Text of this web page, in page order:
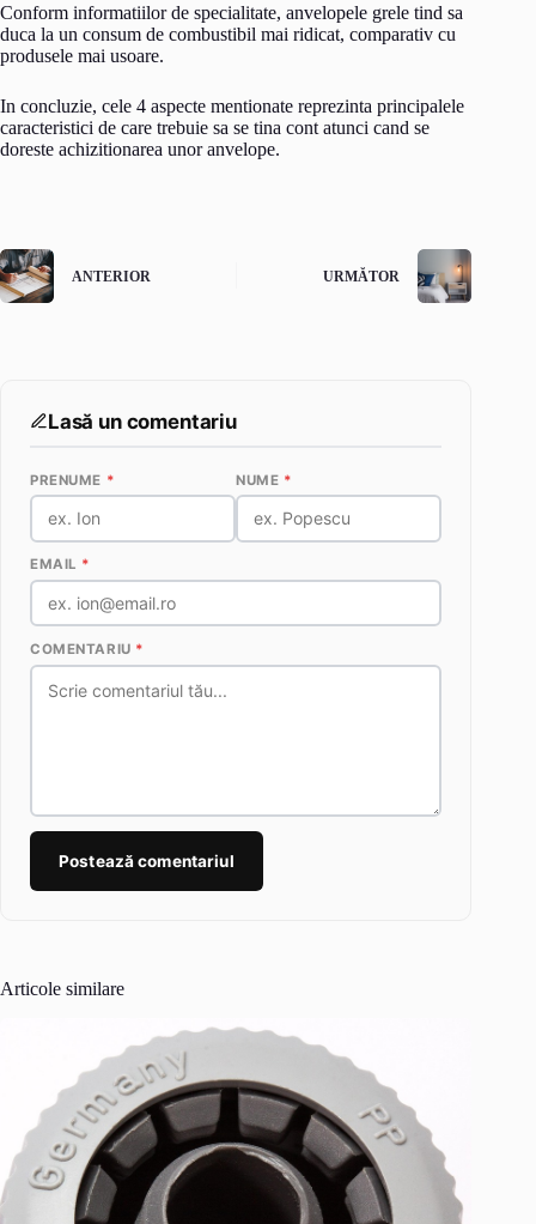
Conform informatiilor de specialitate, anvelopele grele tind sa
duca la un consum de combustibil mai ridicat, comparativ cu
produsele mai usoare.
In concluzie, cele 4 aspecte mentionate reprezinta principalele
caracteristici de care trebuie sa se tina cont atunci cand se
doreste achizitionarea unor anvelope.
ANTERIOR URMĂTOR
Lasă un comentariu
PRENUME * NUME *
EMAIL *
COMENTARIU *
Postează comentariul
Articole similare